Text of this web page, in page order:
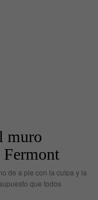
muro
Fermont
de a pie con la culpa y la
que todos